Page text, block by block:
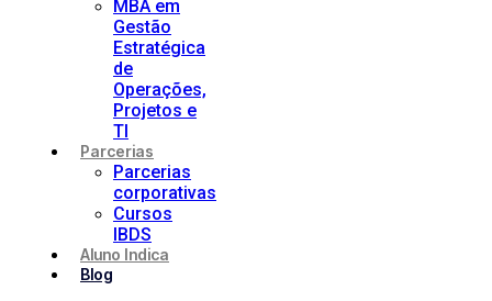
MBA em
Gestão
Estratégica
de
Operações,
Projetos e
TI
Parcerias
Parcerias
corporativas
Cursos
IBDS
Aluno Indica
Blog